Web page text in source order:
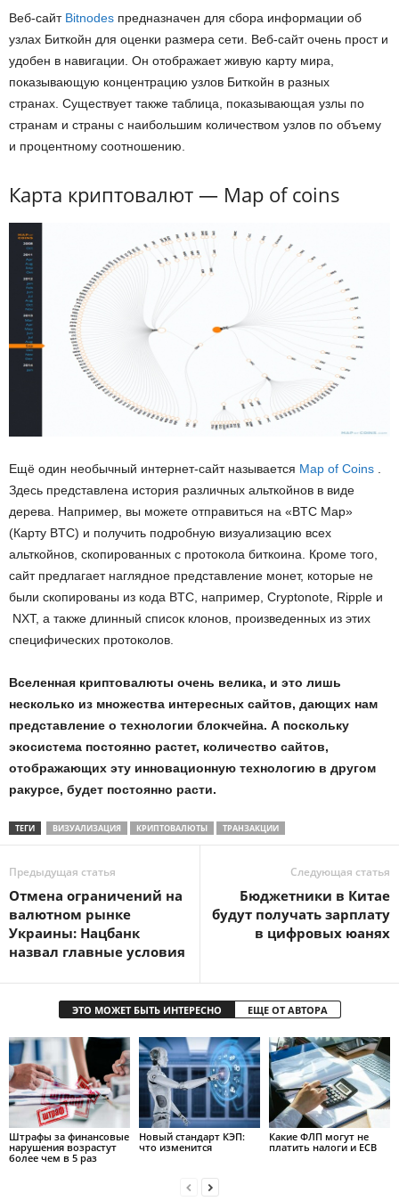
Веб-сайт Bitnodes предназначен для сбора информации об
узлах Биткойн для оценки размера сети. Веб-сайт очень прост и
удобен в навигации. Он отображает живую карту мира,
показывающую концентрацию узлов Биткойн в разных
странах. Существует также таблица, показывающая узлы по
странам и страны с наибольшим количеством узлов по объему
и процентному соотношению.
Карта криптовалют — Map of coins
Ещё один необычный интернет-сайт называется Map of Coins .
Здесь представлена история различных альткойнов в виде
дерева. Например, вы можете отправиться на «BTC Map»
(Карту BTC) и получить подробную визуализацию всех
альткойнов, скопированных с протокола биткоина. Кроме того,
сайт предлагает наглядное представление монет, которые не
были скопированы из кода BTC, например, Cryptonote, Ripple и
NXT, а также длинный список клонов, произведенных из этих
специфических протоколов.
Вселенная криптовалюты очень велика, и это лишь
несколько из множества интересных сайтов, дающих нам
представление о технологии блокчейна. А поскольку
экосистема постоянно растет, количество сайтов,
отображающих эту инновационную технологию в другом
ракурсе, будет постоянно расти.
ТЕГИ ВИЗУАЛИЗАЦИЯ КРИПТОВАЛЮТЫ ТРАНЗАКЦИИ
Предыдущая статья
Отмена ограничений на
валютном рынке
Украины: Нацбанк
назвал главные условия
Следующая статья
Бюджетники в Китае
будут получать зарплату
в цифровых юанях
ЭТО МОЖЕТ БЫТЬ ИНТЕРЕСНО ЕЩЕ ОТ АВТОРА
Штрафы за финансовые
нарушения возрастут
более чем в 5 раз
Новый стандарт КЭП:
что изменится
Какие ФЛП могут не
платить налоги и ЕСВ